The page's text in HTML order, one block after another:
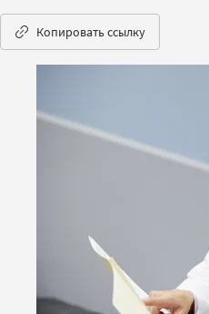
Копировать ссылку